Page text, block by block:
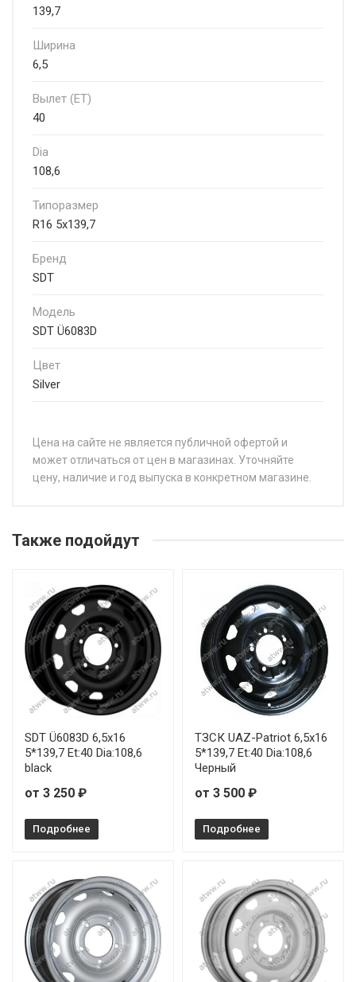
139,7
Ширина
6,5
Вылет (ET)
40
Dia
108,6
Типоразмер
R16 5x139,7
Бренд
SDT
Модель
SDT Ü6083D
Цвет
Silver
Цена на сайте не является публичной офертой и
может отличаться от цен в магазинах. Уточняйте
цену, наличие и год выпуска в конкретном магазине.
SDT Ü6083D 6,5x16 5*139,7 Et:40 Dia:108,6 black
SDT Ü6083D 6x16 5*139,7 Et:22 Dia:108,6 Черный
Также подойдут
SDT Ü6083D 6,5x16
5*139,7 Et:40 Dia:108,6
black
от 3 250 ₽
Подробнее
ТЗСК UAZ-Patriot 6,5x16
5*139,7 Et:40 Dia:108,6
Черный
от 3 500 ₽
Подробнее